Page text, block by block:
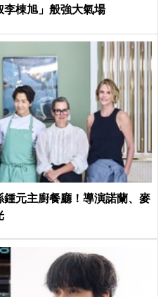
李棟旭」般強大氣場
鍾元主廚餐廳！導演諾蘭、麥